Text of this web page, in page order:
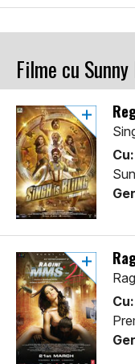
Filme cu Sunny
Cu:
Cu: